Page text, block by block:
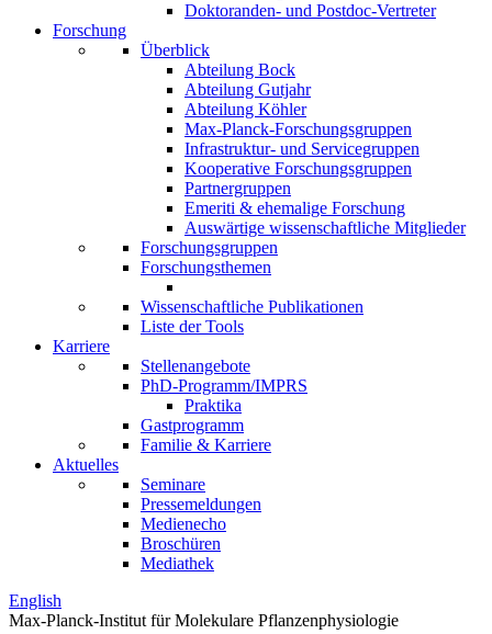
Doktoranden- und Postdoc-Vertreter
Forschung
Überblick
Abteilung Bock
Abteilung Gutjahr
Abteilung Köhler
Max-Planck-Forschungsgruppen
Infrastruktur- und Servicegruppen
Kooperative Forschungsgruppen
Partnergruppen
Emeriti & ehemalige Forschung
Auswärtige wissenschaftliche Mitglieder
Forschungsgruppen
Forschungsthemen
Wissenschaftliche Publikationen
Liste der Tools
Karriere
Stellenangebote
PhD-Programm/IMPRS
Praktika
Gastprogramm
Familie & Karriere
Aktuelles
Seminare
Pressemeldungen
Medienecho
Broschüren
Mediathek
English
Max-Planck-Institut für Molekulare Pflanzenphysiologie